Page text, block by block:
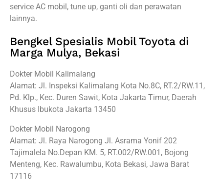
service AC mobil, tune up, ganti oli dan perawatan
lainnya.
Bengkel Spesialis Mobil Toyota di
Marga Mulya, Bekasi
Dokter Mobil Kalimalang
Alamat: Jl. Inspeksi Kalimalang Kota No.8C, RT.2/RW.11,
Pd. Klp., Kec. Duren Sawit, Kota Jakarta Timur, Daerah
Khusus Ibukota Jakarta 13450
Dokter Mobil Narogong
Alamat: Jl. Raya Narogong Jl. Asrama Yonif 202
Tajimalela No.Depan KM. 5, RT.002/RW.001, Bojong
Menteng, Kec. Rawalumbu, Kota Bekasi, Jawa Barat
17116